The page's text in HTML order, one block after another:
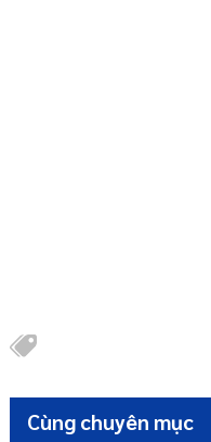
Cùng chuyên mục